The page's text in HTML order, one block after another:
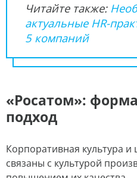
Читайте также:
актуальные HR-
5 компаний
«Росатом»:
подход
Корпоративная культура и
связаны с культурой